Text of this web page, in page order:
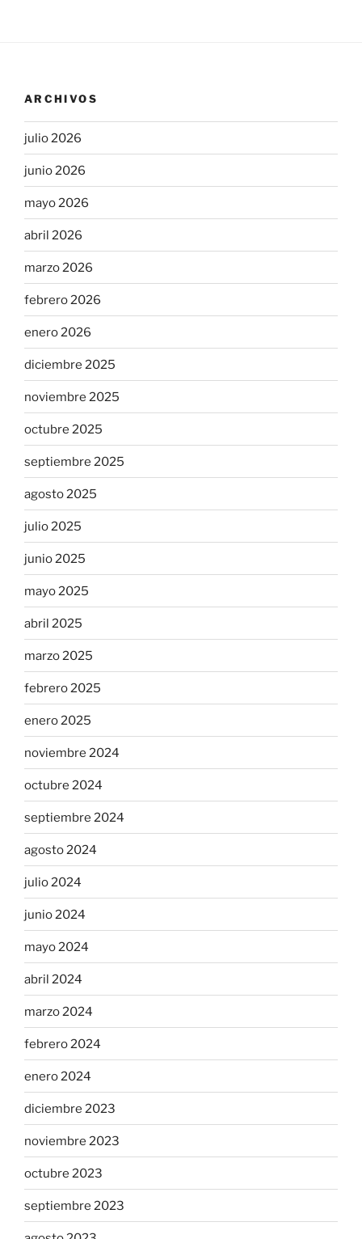
ARCHIVOS
julio 2026
junio 2026
mayo 2026
abril 2026
marzo 2026
febrero 2026
enero 2026
diciembre 2025
noviembre 2025
octubre 2025
septiembre 2025
agosto 2025
julio 2025
junio 2025
mayo 2025
abril 2025
marzo 2025
febrero 2025
enero 2025
noviembre 2024
octubre 2024
septiembre 2024
agosto 2024
julio 2024
junio 2024
mayo 2024
abril 2024
marzo 2024
febrero 2024
enero 2024
diciembre 2023
noviembre 2023
octubre 2023
septiembre 2023